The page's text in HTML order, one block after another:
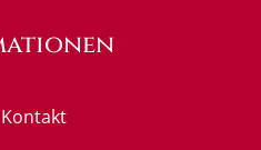
Kontakt